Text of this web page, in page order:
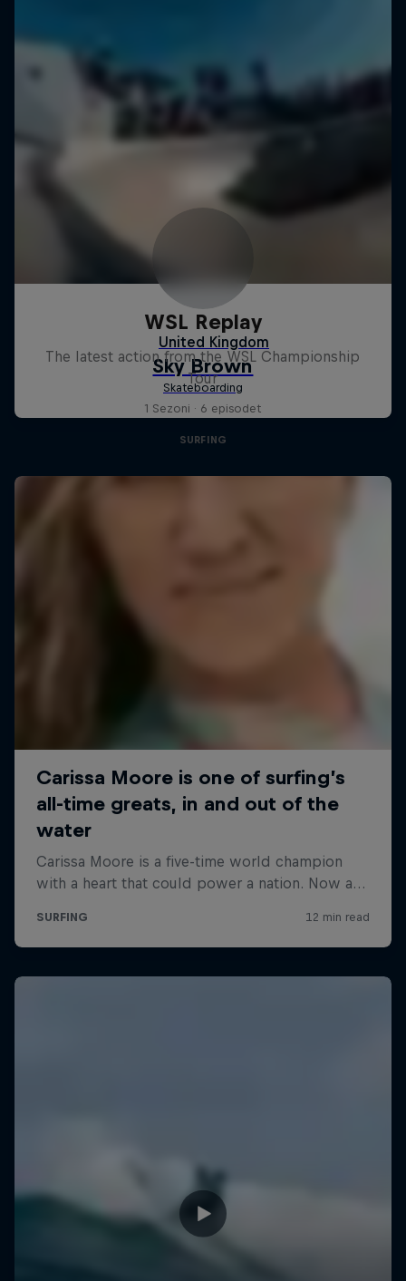
WSL Replay
The latest action from the WSL Championship
Tour
1 Sezoni · 6 episodet
SURFING